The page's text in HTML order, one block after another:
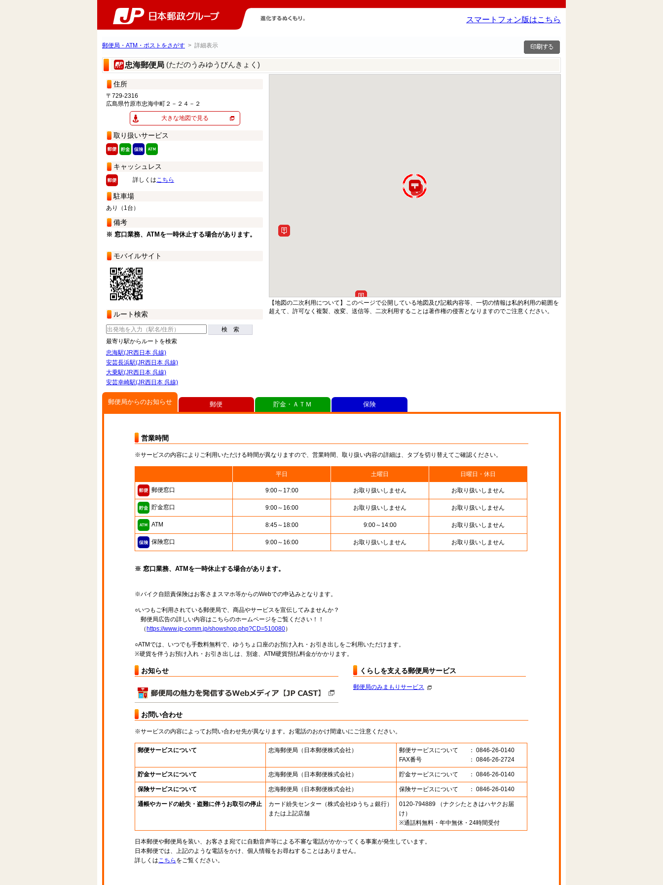
スマートフォン版はこちら
郵便局・ATM・ポストをさがす > 詳細表示
忠海郵便局 (ただのうみゆうびんきょく)
住所
〒729-2316
広島県竹原市忠海中町２－２４－２
大きな地図で見る
取り扱いサービス
キャッシュレス
詳しくはこちら
駐車場
あり（1台）
備考
※ 窓口業務、ATMを一時休止する場合があります。
モバイルサイト
ルート検索
検 索
最寄り駅からルートを検索
忠海駅(JR西日本 呉線)
安芸長浜駅(JR西日本 呉線)
大乗駅(JR西日本 呉線)
安芸幸崎駅(JR西日本 呉線)
【地図の二次利用について】このページで公開している地図及び記載内容等、一切の情報は私的利用の範囲を
超えて、許可なく複製、改変、送信等、二次利用することは著作権の侵害となりますのでご注意ください。
郵便局からのお知らせ
営業時間
※サービスの内容によりご利用いただける時間が異なりますので、営業時間、取り扱い内容の詳細は、タブを切り替えてご確認ください。
平日 土曜日 日曜日・休日
郵便窓口 9:00～17:00 お取り扱いしません お取り扱いしません
貯金窓口 9:00～16:00 お取り扱いしません お取り扱いしません
ATM 8:45～18:00 9:00～14:00 お取り扱いしません
保険窓口 9:00～16:00 お取り扱いしません お取り扱いしません
※ 窓口業務、ATMを一時休止する場合があります。
※バイク自賠責保険はお客さまスマホ等からのWebでの申込みとなります。
○いつもご利用されている郵便局で、商品やサービスを宣伝してみませんか？
郵便局広告の詳しい内容はこちらのホームページをご覧ください！！
（ https://www.jp-comm.jp/showshop.php?CD=510080）
○ATMでは、いつでも手数料無料で、ゆうちょ口座のお預け入れ・お引き出しをご利用いただけます。
※硬貨を伴うお預け入れ・お引き出しは、別途、ATM硬貨預払料金がかかります。
お知らせ くらしを支える郵便局サービス
郵便局のみまもりサービス
お問い合わせ
※サービスの内容によってお問い合わせ先が異なります。お電話のおかけ間違いにご注意ください。
郵便サービスについて 忠海郵便局 （日本郵便株式会社） 郵便サービスについて
： 0846-26-0140
FAX番号
： 0846-26-2724
貯金サービスについて 忠海郵便局 （日本郵便株式会社） 貯金サービスについて ： 0846-26-0140
保険サービスについて 忠海郵便局 （日本郵便株式会社） 保険サービスについて ： 0846-26-0140
通帳やカードの紛失・盗難に伴うお取引の停止 カード紛失センター （株式会社ゆうちょ銀行）
または上記店舗
0120-794889 （ナクシたときはハヤクお届
け）
※通話料無料・年中無休・24時間受付
日本郵便や郵便局を装い、お客さま宛てに自動音声等による不審な電話がかかってくる事案が発生しています。
日本郵便では、上記のような電話をかけ、個人情報をお尋ねすることはありません。
詳しくはこちら をご覧ください。
郵便 貯金・ＡＴＭ 保険